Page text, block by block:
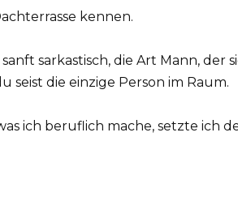
kennen.
sarkastisch, die Art Mann, der
die einzige Person im Raum.
ich beruflich mache, setzte ich